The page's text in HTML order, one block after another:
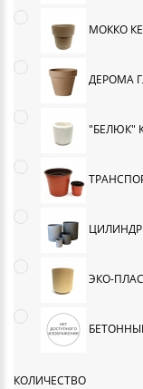
МОККО
ДЕРОМА
"БЕЛЮК"
ЦИЛИНДР
ЭКО-
КОЛИЧЕСТВО